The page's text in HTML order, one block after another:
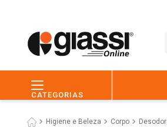
CATEGORIAS
Higiene e Beleza Corpo